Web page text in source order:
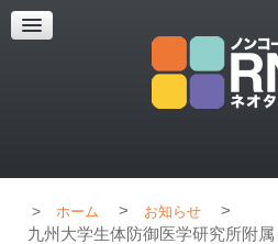
超解像顕微鏡
超解像顕微鏡の紹介
ホーム > お知らせ
>
九州大学生体防御医学研究所附